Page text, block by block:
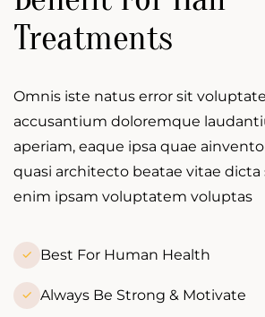
Treatments
Omnis iste natus error sit
accusantium doloremque
aperiam, eaque ipsa quae
quasi architecto beatae vitae
enim ipsam voluptatem voluptas
Best For Human Health
Always Be Strong & Motivate